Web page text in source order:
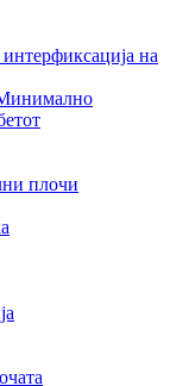
на
плочи